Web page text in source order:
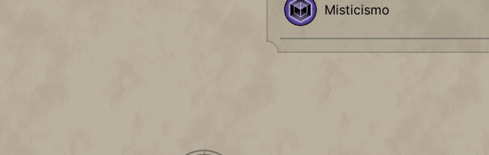
Misticismo